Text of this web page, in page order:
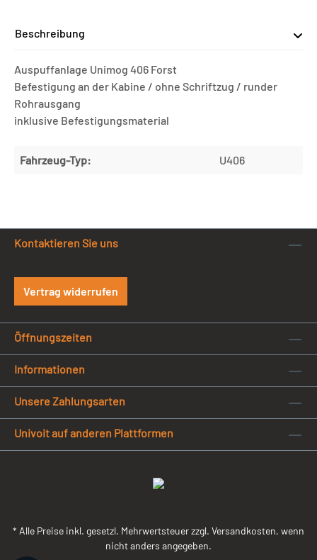
Beschreibung
Auspuffanlage Unimog 406 Forst
Befestigung an der Kabine / ohne Schriftzug / runder
Rohrausgang
inklusive Befestigungsmaterial
Fahrzeug-Typ: U406
Kontaktieren Sie uns
Vertrag widerrufen
Öffnungszeiten
Informationen
Unsere Zahlungsarten
Univoit auf anderen Plattformen
* Alle Preise inkl. gesetzl. Mehrwertsteuer zzgl. Versandkosten, wenn
nicht anders angegeben.